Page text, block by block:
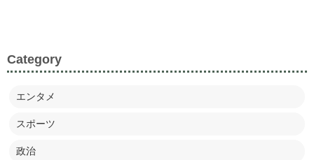
Category
エンタメ
スポーツ
政治